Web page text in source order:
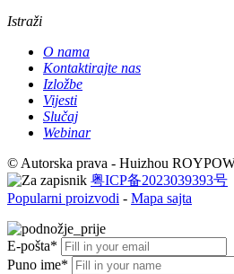
Istraži
O nama
Kontaktirajte nas
Izložbe
Vijesti
Slučaj
Webinar
© Autorska prava - Huizhou
粤ICP备2023039393号
Popularni proizvodi - Mapa sajta
E-pošta*
Puno ime*